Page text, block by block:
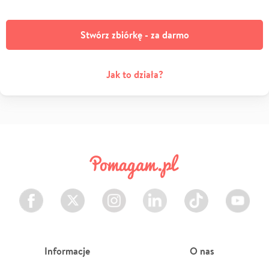
Stwórz zbiórkę - za darmo
Jak to działa?
Facebook Twitter Instagram LinkedIn TikTok Youtube
Informacje O nas